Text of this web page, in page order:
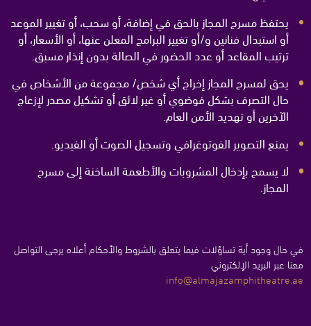
يحتفظ مسرح المجاز بالحق في إضافة، أو سحب، أو تغيير الموعد
أو استبدال فنانين و/أو تغيير البرامج المعلن عنها، أو الأسعار، أو
ترتيب المقاعد أو عدد الحضور في الصالة بدون إنذار مسبق
يحق لمسرح المجاز إخراج أي شخص/ مجموعة من الأشخاص في
حال التصرف بشكل فوضوي أو غير لائق أو تشكيل مصدر لإزعاج
الآخرين أو تهديد الأمن العام.
يمنع التصوير الفوتوغرافي وتسجيل الصوت أو الفيديو.
لا يسمح بإدخال المشروبات والأطعمة الساخنة إلى مسرح
المجاز.
في حال وجود أية تساؤلات فيما يتعلق بالشروط والأحكام أعلاه يرجى التواصل
معنا عبر البريد الإلكتروني
info@almajazamphitheatre.ae